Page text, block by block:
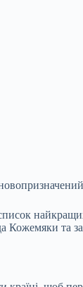
найкращих
Кожемяки та